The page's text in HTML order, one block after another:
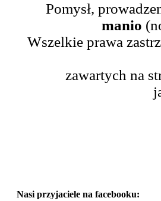
Pomysł,
manio
Wszelkie prawa
zawartych na
Nasi przyjaciele na facebooku: